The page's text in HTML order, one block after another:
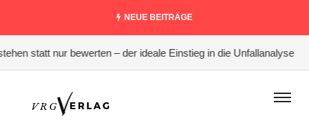
NEUE BEITRÄGE
statt nur bewerten – der ideale Einstieg in die Unfallanalyse